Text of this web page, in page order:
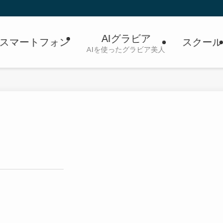
スマートフォン AIグラビア
AIを使ったグラビア美人
スクール